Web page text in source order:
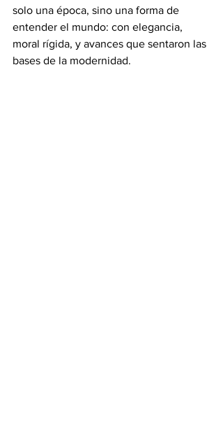
solo una época, sino una forma de
entender el mundo: con elegancia,
moral rígida, y avances que sentaron las
bases de la modernidad.